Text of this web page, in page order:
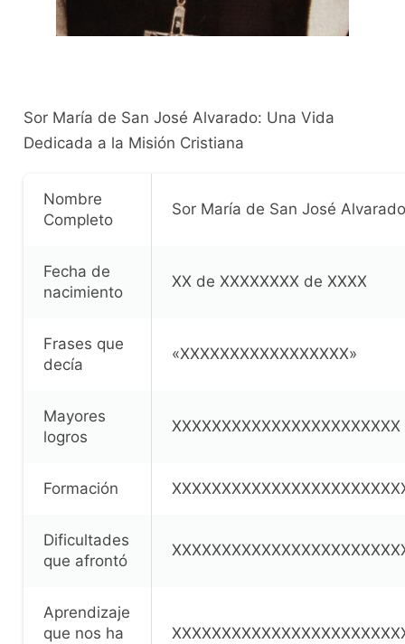
Sor María de San José Alvarado: Una Vida
Dedicada a la Misión Cristiana
Nombre
Completo
Sor María de San José Alvarado
Fecha de
nacimiento
XX de XXXXXXXX de XXXX
Frases que
decía
«XXXXXXXXXXXXXXXXX»
Mayores
logros
XXXXXXXXXXXXXXXXXXXXXXX
Formación
Dificultades
que afrontó
Aprendizaje
que nos ha